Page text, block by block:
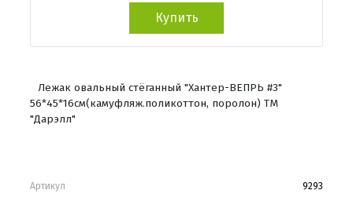
Купить
Лежак овальный стёганный "Хантер-ВЕПРЬ #3"
56*45*16см(камуфляж.поликоттон, поролон) ТМ
"Дарэлл"
Артикул 9293